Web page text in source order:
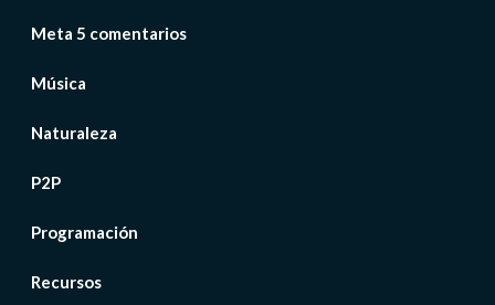
Meta 5 comentarios
Música
Naturaleza
P2P
Programación
Recursos